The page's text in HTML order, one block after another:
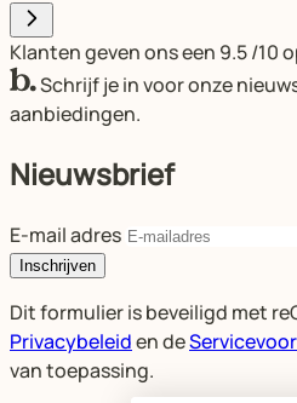
Klanten geven ons een 9.5/10
Schrijf je in voor onze
aanbiedingen.
Nieuwsbrief
E-mail adres
Inschrijven
Dit formulier is beveiligd met
Privacybeleiden de
van toepassing.